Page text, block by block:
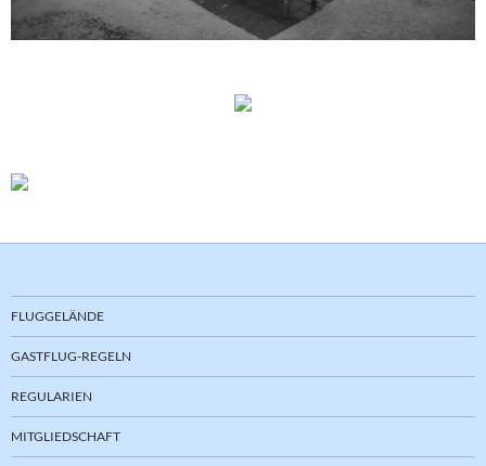
FLUGGELÄNDE
GASTFLUG-REGELN
REGULARIEN
MITGLIEDSCHAFT